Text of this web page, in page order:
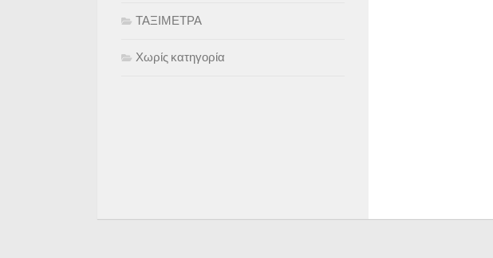
ΤΑΞΙΜΕΤΡΑ
Χωρίς κατηγορία